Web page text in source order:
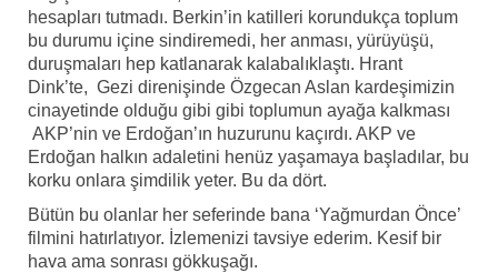
hesapları tutmadı. Berkin’in katilleri korundukça toplum
bu durumu içine sindiremedi, her anması, yürüyüşü,
duruşmaları hep katlanarak kalabalıklaştı. Hrant
Dink’te, Gezi direnişinde Özgecan Aslan kardeşimizin
cinayetinde olduğu gibi gibi toplumun ayağa kalkması
AKP’nin ve Erdoğan’ın huzurunu kaçırdı. AKP ve
Erdoğan halkın adaletini henüz yaşamaya başladılar, bu
korku onlara şimdilik yeter. Bu da dört.
Bütün bu olanlar her seferinde bana ‘Yağmurdan Önce’
filmini hatırlatıyor. İzlemenizi tavsiye ederim. Kesif bir
hava ama sonrası gökkuşağı.